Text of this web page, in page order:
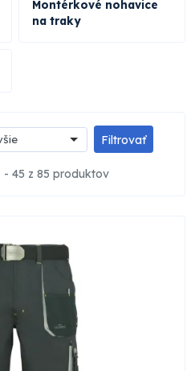
Montérkové nohavice
na traky
Filtrovať
- 45 z 85 produktov